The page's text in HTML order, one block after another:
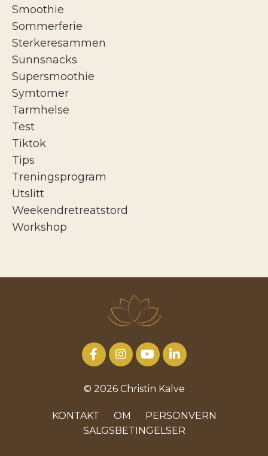
Smoothie
Sommerferie
Sterkeresammen
Sunnsnacks
Supersmoothie
Symtomer
Tarmhelse
Test
Tiktok
Tips
Treningsprogram
Utslitt
Weekendretreatstord
Workshop
© 2026 Christin Kalve
KONTAKT OM
PERSONVERN
SALGSBETINGELSER